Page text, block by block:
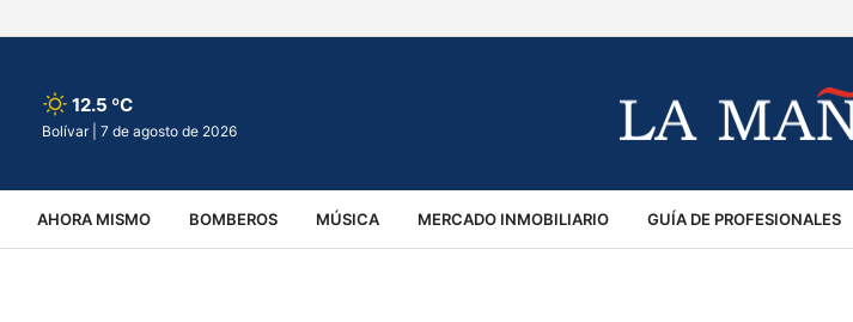
12.5 ºC
Bolívar | 7 de agosto de 2026
AHORA MISMO BOMBEROS MÚSICA MERCADO INMOBILIARIO GUÍA DE PROFESIONALES